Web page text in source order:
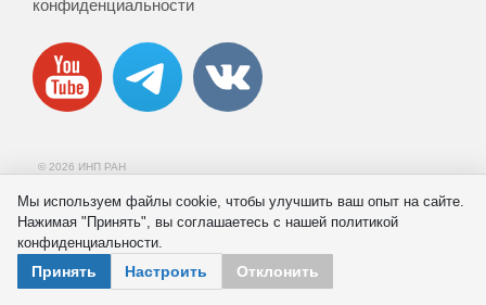
Публикации
Научная жизнь
О журнале
Номера журналов
конфиденциальности
© 2026 ИНП РАН
Мы используем файлы cookie, чтобы улучшить ваш опыт на сайте.
Нажимая "Принять", вы соглашаетесь с нашей политикой
конфиденциальности.
Принять Настроить Отклонить